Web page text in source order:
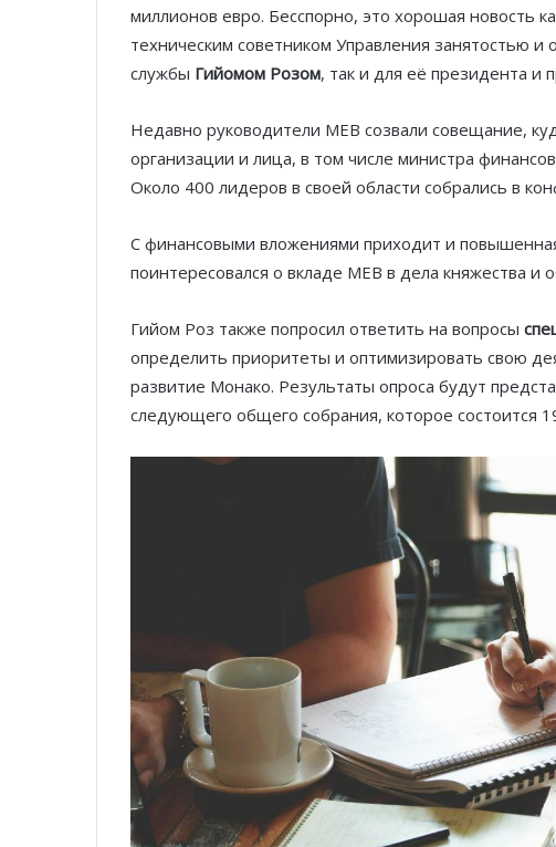
миллионов евро. Бесспорно, это хорошая новость
техническим советником Управления занятостью и
службы Гийомом Розом, так и для её президента и
Недавно руководители MEB созвали совещание,
организации и лица, в том числе министра
Около 400 лидеров в своей области собрались в
С финансовыми вложениями приходит и
поинтересовался о вкладе MEB в дела княжества
Гийом Роз также попросил ответить на вопросы
определить приоритеты и оптимизировать свою
развитие Монако. Результаты опроса будут
следующего общего собрания, которое состоится